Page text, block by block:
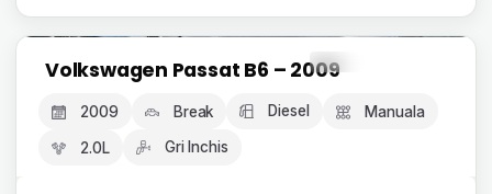
GARANȚIE 12 LUNI Livrare 24h, fără avans
Volkswagen Passat B6 – 2009
2009 Break Diesel Manuala
2.0L Gri Inchis